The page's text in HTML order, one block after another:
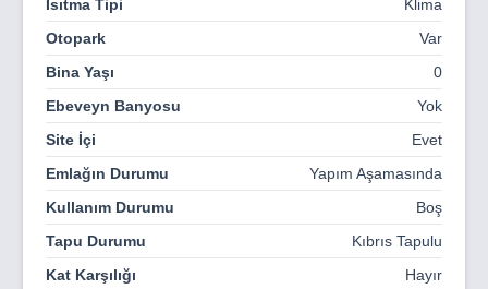
Isıtma Tipi
Klima
Otopark
Var
Bina Yaşı
0
Ebeveyn Banyosu
Yok
Site İçi
Evet
Emlağın Durumu
Yapım Aşamasında
Kullanım Durumu
Boş
Tapu Durumu
Kıbrıs Tapulu
Kat Karşılığı
Hayır